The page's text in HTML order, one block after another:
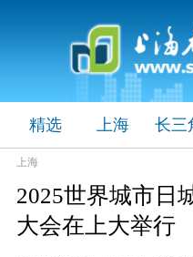
精选 上海 长三
上海
2025世界城市日
大会在上大举行